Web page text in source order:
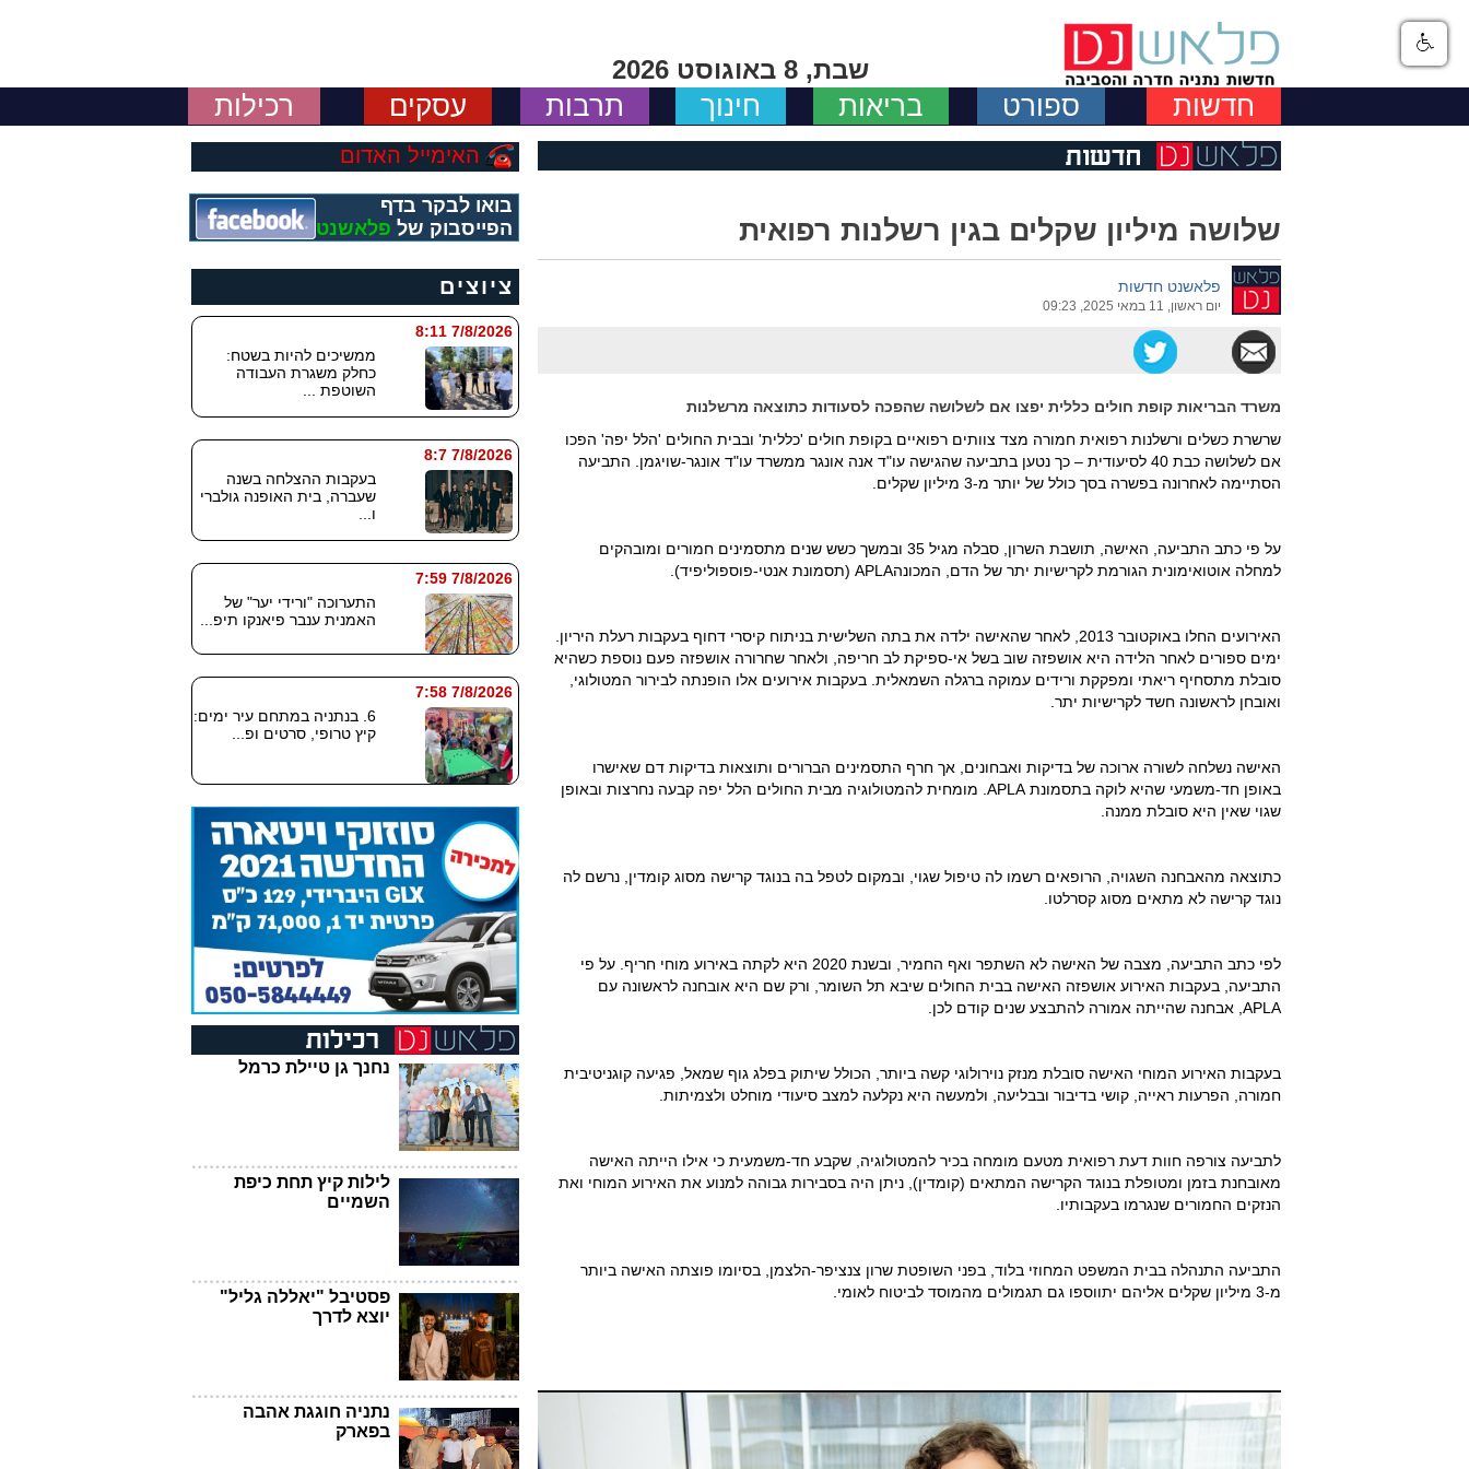
שבת, 8 באוגוסט 2026
חדשות ספורט בריאות חינוך תרבות עסקים רכילות
שלושה מיליון שקלים בגין רשלנות רפואית
פלאשנט חדשות
יום ראשון, 11 במאי 2025, 09:23
משרד הבריאות קופת חולים כללית יפצו אם לשלושה שהפכה לסעודות כתוצאה מרשלנות
שרשרת כשלים ורשלנות רפואית חמורה מצד צוותים רפואיים בקופת חולים 'כללית' ובבית החולים 'הלל יפה' הפכו
אם לשלושה כבת 40 לסיעודית – כך נטען בתביעה שהגישה עו"ד אנה אונגר ממשרד עו"ד אונגר-שויגמן. התביעה
הסתיימה לאחרונה בפשרה בסך כולל של יותר מ-3 מיליון שקלים.
על פי כתב התביעה, האישה, תושבת השרון, סבלה מגיל 35 ובמשך כשש שנים מתסמינים חמורים ומובהקים
למחלה אוטואימונית הגורמת לקרישיות יתר של הדם, המכונהAPLA (תסמונת אנטי-פוספוליפיד).
האירועים החלו באוקטובר 2013, לאחר שהאישה ילדה את בתה השלישית בניתוח קיסרי דחוף בעקבות רעלת היריון.
ימים ספורים לאחר הלידה היא אושפזה שוב בשל אי-ספיקת לב חריפה, ולאחר שחרורה אושפזה פעם נוספת כשהיא
סובלת מתסחיף ריאתי ומפקקת ורידים עמוקה ברגלה השמאלית. בעקבות אירועים אלו הופנתה לבירור המטולוגי,
ואובחן לראשונה חשד לקרישיות יתר.
האישה נשלחה לשורה ארוכה של בדיקות ואבחונים, אך חרף התסמינים הברורים ותוצאות בדיקות דם שאישרו
באופן חד-משמעי שהיא לוקה בתסמונת APLA. מומחית להמטולוגיה מבית החולים הלל יפה קבעה נחרצות ובאופן
שגוי שאין היא סובלת ממנה.
כתוצאה מהאבחנה השגויה, הרופאים רשמו לה טיפול שגוי, ובמקום לטפל בה בנוגד קרישה מסוג קומדין, נרשם לה
נוגד קרישה לא מתאים מסוג קסרלטו.
לפי כתב התביעה, מצבה של האישה לא השתפר ואף החמיר, ובשנת 2020 היא לקתה באירוע מוחי חריף. על פי
התביעה, בעקבות האירוע אושפזה האישה בבית החולים שיבא תל השומר, ורק שם היא אובחנה לראשונה עם
APLA, אבחנה שהייתה אמורה להתבצע שנים קודם לכן.
בעקבות האירוע המוחי האישה סובלת מנזק נוירולוגי קשה ביותר, הכולל שיתוק בפלג גוף שמאל, פגיעה קוגניטיבית
חמורה, הפרעות ראייה, קושי בדיבור ובבליעה, ולמעשה היא נקלעה למצב סיעודי מוחלט ולצמיתות.
לתביעה צורפה חוות דעת רפואית מטעם מומחה בכיר להמטולוגיה, שקבע חד-משמעית כי אילו הייתה האישה
מאובחנת בזמן ומטופלת בנוגד הקרישה המתאים (קומדין), ניתן היה בסבירות גבוהה למנוע את האירוע המוחי ואת
הנזקים החמורים שנגרמו בעקבותיו.
התביעה התנהלה בבית המשפט המחוזי בלוד, בפני השופטת שרון צנציפר-הלצמן, בסיומו פוצתה האישה ביותר
מ-3 מיליון שקלים אליהם יתווספו גם תגמולים מהמוסד לביטוח לאומי.
האימייל האדום
בואו לבקר בדף
הפייסבוק של פלאשנט
ציוצים
7/8/2026 8:11
ממשיכים להיות בשטח:
כחלק משגרת העבודה
השוטפת ...
7/8/2026 8:7
בעקבות ההצלחה בשנה
שעברה, בית האופנה גולברי
ו...
7/8/2026 7:59
התערוכה "ורידי יער" של
האמנית ענבר פיאנקו תיפ...
7/8/2026 7:58
6. בנתניה במתחם עיר ימים:
קיץ טרופי, סרטים ופ...
נחנך גן טיילת כרמל
לילות קיץ תחת כיפת
השמיים
פסטיבל "יאללה גליל"
יוצא לדרך
נתניה חוגגת אהבה
בפארק